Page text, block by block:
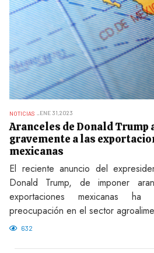
NOTICIAS ENE 31,2023
Aranceles de Donald Trump
gravemente a las
mexicanas
El reciente anuncio del
Donald Trump, de imponer
exportaciones mexicanas
preocupación en el sector
632